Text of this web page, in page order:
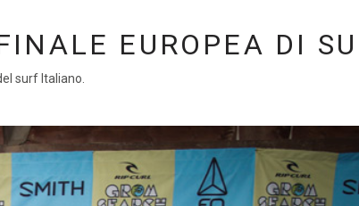
EUROPEA DI
surf Italiano.